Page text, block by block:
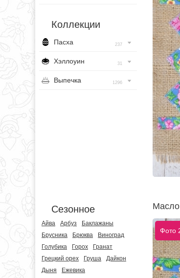
Коллекции
Пасха 237
Хэллоуин 31
Выпечка 1296
Сезонное
Айва Арбуз
Баклажаны
Брусника
Брюква
Виноград
Голубика
Горох
Гранат
Грецкий орех
Груша
Дайкон
Дыня
Ежевика
Масло
Фото